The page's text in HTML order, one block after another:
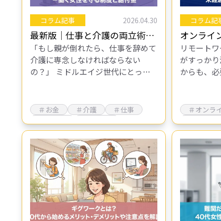
コラム記事 2026.04.30
最新版｜仕事と介護の両立術－
働く女性を守る制度と給付金
「もし親が倒れたら、仕事を辞めて
介護に専念しなければならない
の？」 ミドルエイジ世代にとっ
造基本調査（2023年7月）」による
と、介護…
＃お金 ＃介護
＃仕事
コラム記
オンライ
でも求人
リモート
がすっか
からも、
注目され
とは、…
＃オンラ